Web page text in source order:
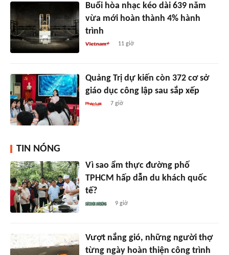
Buổi hòa nhạc kéo dài 639 năm
vừa mới hoàn thành 4% hành
trình
11 giờ
Quảng Trị dự kiến còn 372 cơ sở
giáo dục công lập sau sắp xếp
7 giờ
TIN NÓNG
Vì sao ẩm thực đường phố
TPHCM hấp dẫn du khách quốc
tế?
9 giờ
Vượt nắng gió, những người thợ
từng ngày hoàn thiện công trình